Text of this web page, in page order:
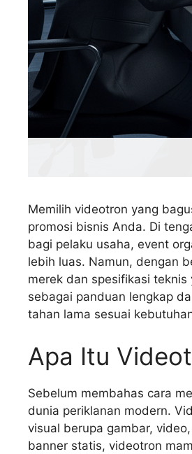
Memilih videotron yang
promosi bisnis Anda. Di
bagi pelaku usaha, event
lebih luas. Namun, dengan
merek dan spesifikasi
sebagai panduan lengkap
tahan lama sesuai
Apa Itu
Sebelum membahas cara
dunia periklanan modern.
visual berupa gambar,
banner statis, videotron